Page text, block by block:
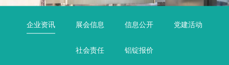
企业资讯 展会信息 信息公开 党建活动
社会责任 铝锭报价